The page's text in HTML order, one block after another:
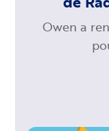
Owen a